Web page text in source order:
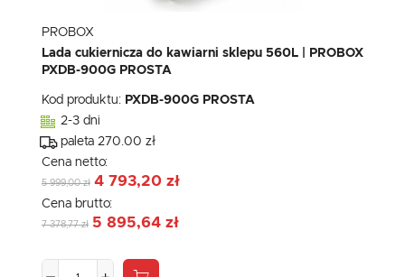
PROBOX
Lada cukiernicza do kawiarni sklepu 560L | PROBOX
PXDB-900G PROSTA
Kod produktu: PXDB-900G PROSTA
2-3 dni
paleta 270.00 zł
Cena netto:
5 999,00 zł 4 793,20 zł
Cena brutto:
7 378,77 zł 5 895,64 zł